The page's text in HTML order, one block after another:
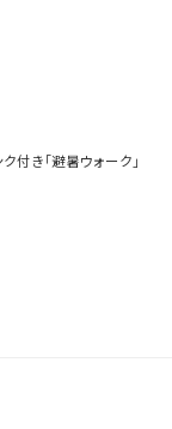
付き｢避暑ウォーク｣